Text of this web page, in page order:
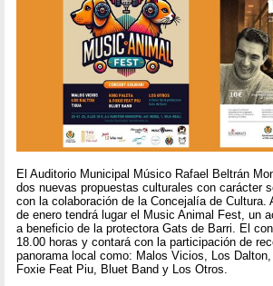
El Auditorio Municipal Músico Rafael Beltrán
dos nuevas propuestas culturales con carácter
con la colaboración de la Concejalía de Cultura.
de enero tendrá lugar el Music Animal Fest, un
a beneficio de la protectora Gats de Barri. El
18.00 horas y contará con la participación de
panorama local como: Malos Vicios, Los
Foxie Feat Piu, Bluet Band y Los Otros.